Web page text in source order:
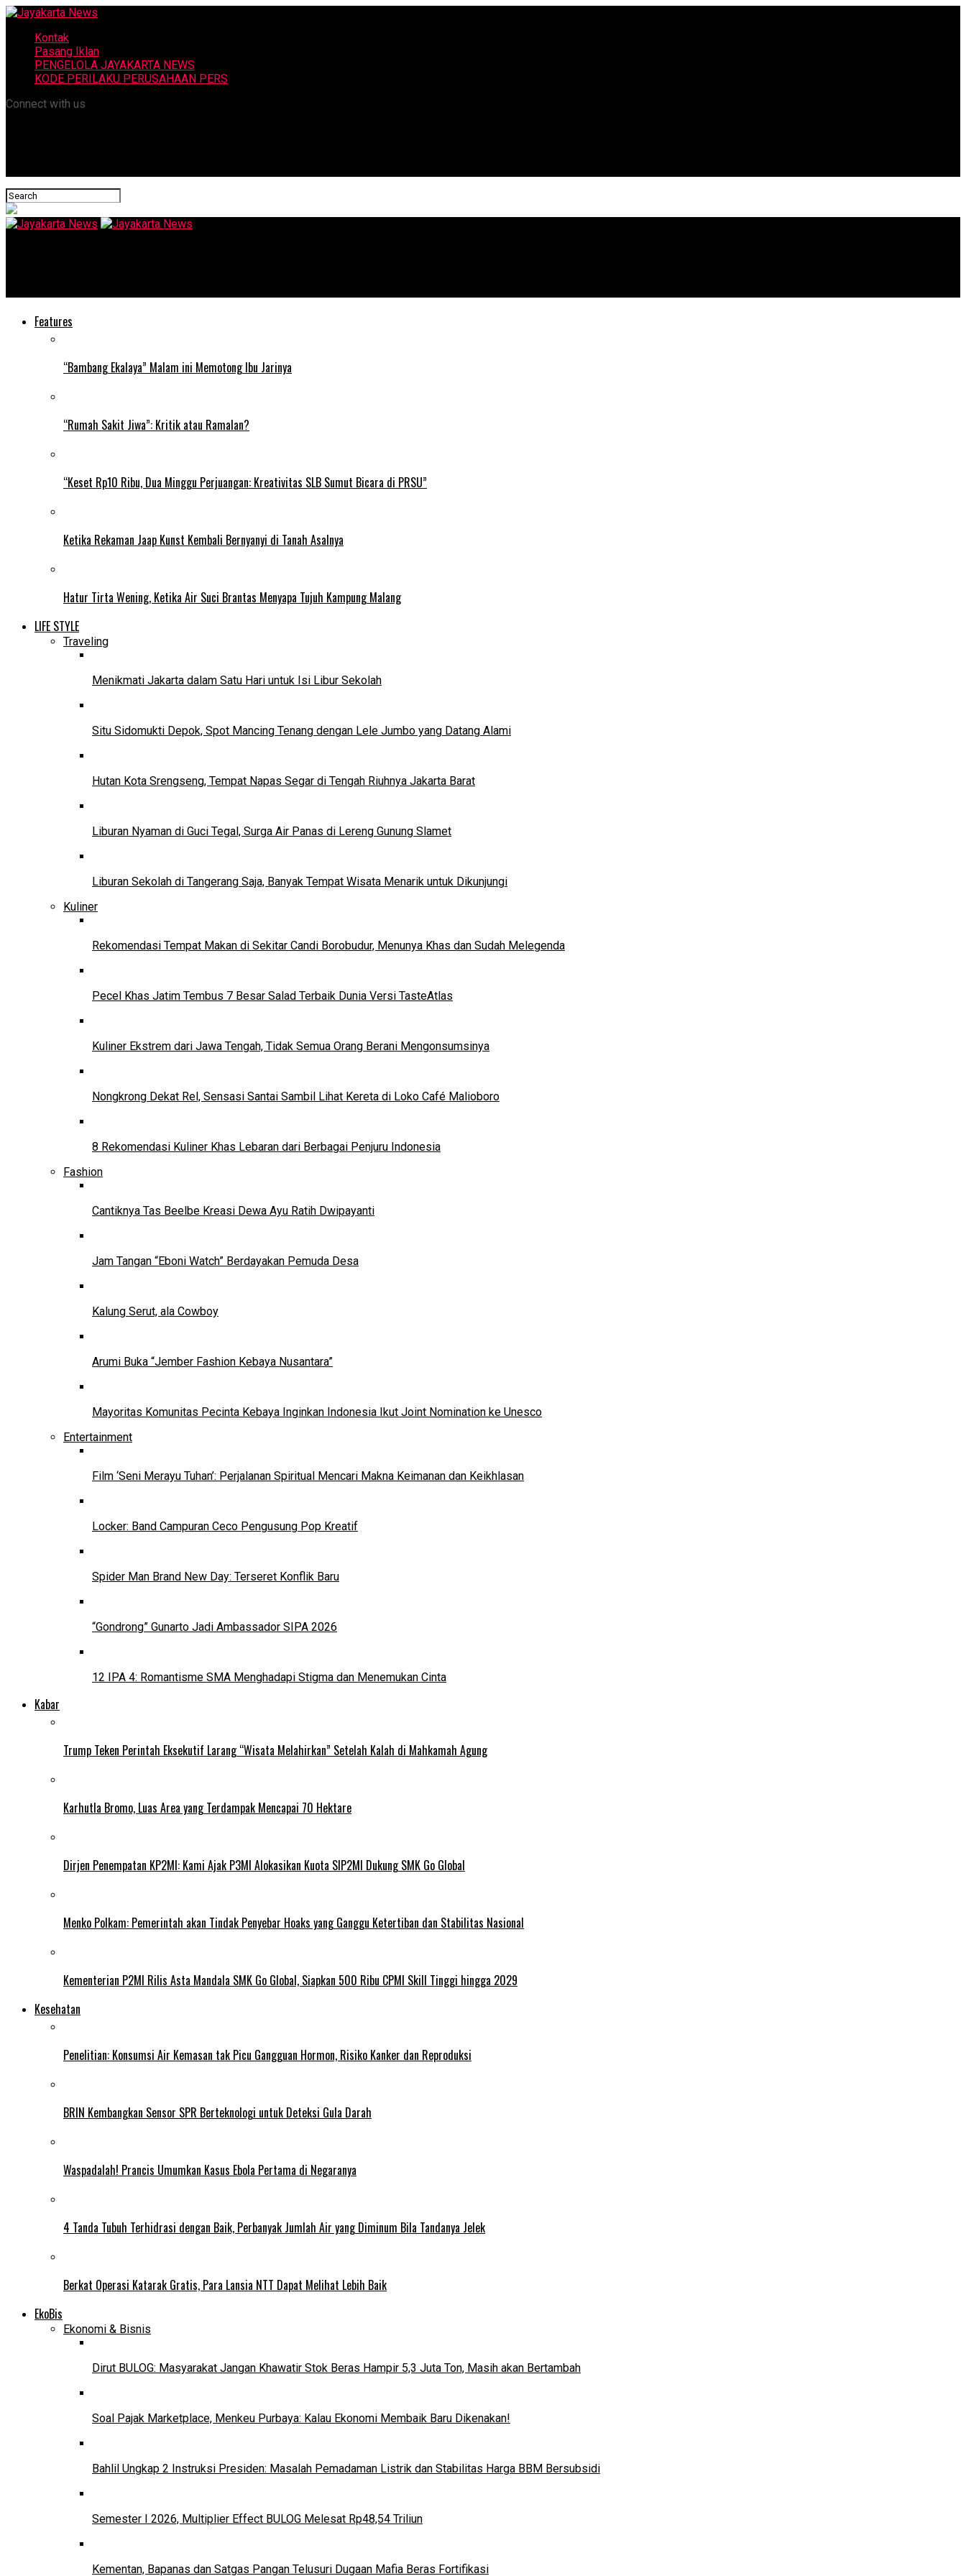
Kontak
Pasang Iklan
PENGELOLA JAYAKARTA NEWS
KODE PERILAKU PERUSAHAAN PERS
Connect with us
Features
“Bambang Ekalaya” Malam ini Memotong Ibu Jarinya
“Rumah Sakit Jiwa”: Kritik atau Ramalan?
“Keset Rp10 Ribu, Dua Minggu Perjuangan: Kreativitas SLB Sumut Bicara di PRSU”
Ketika Rekaman Jaap Kunst Kembali Bernyanyi di Tanah Asalnya
Hatur Tirta Wening, Ketika Air Suci Brantas Menyapa Tujuh Kampung Malang
LIFE STYLE
Traveling
Menikmati Jakarta dalam Satu Hari untuk Isi Libur Sekolah
Situ Sidomukti Depok, Spot Mancing Tenang dengan Lele Jumbo yang Datang Alami
Hutan Kota Srengseng, Tempat Napas Segar di Tengah Riuhnya Jakarta Barat
Liburan Nyaman di Guci Tegal, Surga Air Panas di Lereng Gunung Slamet
Liburan Sekolah di Tangerang Saja, Banyak Tempat Wisata Menarik untuk Dikunjungi
Kuliner
Rekomendasi Tempat Makan di Sekitar Candi Borobudur, Menunya Khas dan Sudah Melegenda
Pecel Khas Jatim Tembus 7 Besar Salad Terbaik Dunia Versi TasteAtlas
Kuliner Ekstrem dari Jawa Tengah, Tidak Semua Orang Berani Mengonsumsinya
Nongkrong Dekat Rel, Sensasi Santai Sambil Lihat Kereta di Loko Café Malioboro
8 Rekomendasi Kuliner Khas Lebaran dari Berbagai Penjuru Indonesia
Fashion
Cantiknya Tas Beelbe Kreasi Dewa Ayu Ratih Dwipayanti
Jam Tangan “Eboni Watch” Berdayakan Pemuda Desa
Kalung Serut, ala Cowboy
Arumi Buka “Jember Fashion Kebaya Nusantara”
Mayoritas Komunitas Pecinta Kebaya Inginkan Indonesia Ikut Joint Nomination ke Unesco
Entertainment
Film ‘Seni Merayu Tuhan’: Perjalanan Spiritual Mencari Makna Keimanan dan Keikhlasan
Locker: Band Campuran Ceco Pengusung Pop Kreatif
Spider Man Brand New Day: Terseret Konflik Baru
“Gondrong” Gunarto Jadi Ambassador SIPA 2026
12 IPA 4: Romantisme SMA Menghadapi Stigma dan Menemukan Cinta
Kabar
Trump Teken Perintah Eksekutif Larang “Wisata Melahirkan” Setelah Kalah di Mahkamah Agung
Karhutla Bromo, Luas Area yang Terdampak Mencapai 70 Hektare
Dirjen Penempatan KP2MI: Kami Ajak P3MI Alokasikan Kuota SIP2MI Dukung SMK Go Global
Menko Polkam: Pemerintah akan Tindak Penyebar Hoaks yang Ganggu Ketertiban dan Stabilitas Nasional
Kementerian P2MI Rilis Asta Mandala SMK Go Global, Siapkan 500 Ribu CPMI Skill Tinggi hingga 2029
Kesehatan
Penelitian: Konsumsi Air Kemasan tak Picu Gangguan Hormon, Risiko Kanker dan Reproduksi
BRIN Kembangkan Sensor SPR Berteknologi untuk Deteksi Gula Darah
Waspadalah! Prancis Umumkan Kasus Ebola Pertama di Negaranya
4 Tanda Tubuh Terhidrasi dengan Baik, Perbanyak Jumlah Air yang Diminum Bila Tandanya Jelek
Berkat Operasi Katarak Gratis, Para Lansia NTT Dapat Melihat Lebih Baik
EkoBis
Ekonomi & Bisnis
Dirut BULOG: Masyarakat Jangan Khawatir Stok Beras Hampir 5,3 Juta Ton, Masih akan Bertambah
Soal Pajak Marketplace, Menkeu Purbaya: Kalau Ekonomi Membaik Baru Dikenakan!
Bahlil Ungkap 2 Instruksi Presiden: Masalah Pemadaman Listrik dan Stabilitas Harga BBM Bersubsidi
Semester I 2026, Multiplier Effect BULOG Melesat Rp48,54 Triliun
Kementan, Bapanas dan Satgas Pangan Telusuri Dugaan Mafia Beras Fortifikasi